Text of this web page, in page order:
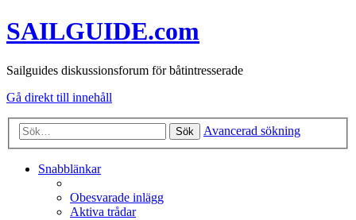
SAILGUIDE.com
Sailguides diskussionsforum för båtintresserade
Gå direkt till innehåll
Sök Avancerad sökning
Snabblänkar
Obesvarade inlägg
Aktiva trådar